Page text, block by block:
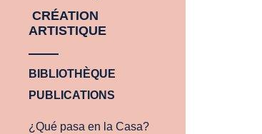
CRÉATION
ARTISTIQUE
BIBLIOTHÈQUE
PUBLICATIONS
¿Qué pasa en la Casa?